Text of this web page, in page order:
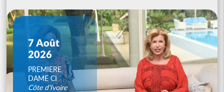
7 Août
2026
PREMIERE
DAME CI
Côte d'Ivoire